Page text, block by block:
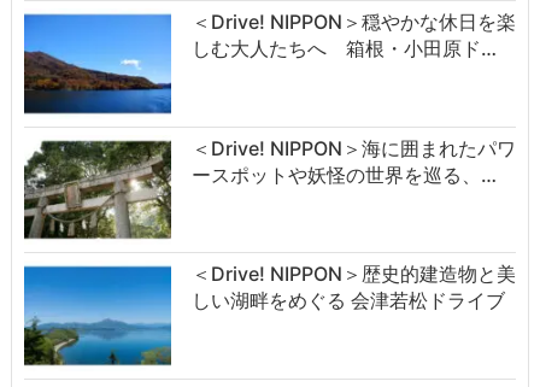
＜Drive! NIPPON＞穏やかな休日を楽
しむ大人たちへ 箱根・小田原ド…
＜Drive! NIPPON＞海に囲まれたパワ
ースポットや妖怪の世界を巡る、…
＜Drive! NIPPON＞歴史的建造物と美
しい湖畔をめぐる 会津若松ドライブ